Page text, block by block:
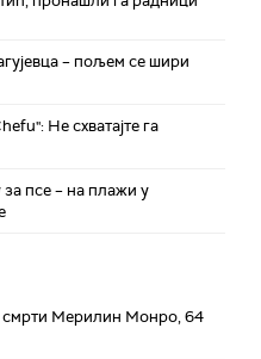
– пољем се шири
Не схватајте га
псе – на плажи у
смрти Мерилин Монро, 64